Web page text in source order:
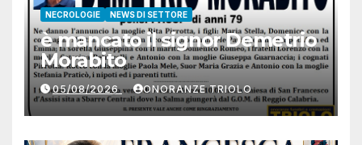
NECROLOGIE NEWS DI SETTORE
è mancato il signor Demetrio
Morabito
05/08/2026 ONORANZE TRIOLO